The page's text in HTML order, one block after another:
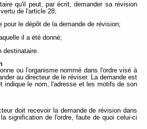
qu'il peut, par écrit, demander sa révision
de l'article 28;
pour le dépôt de la demande de révision;
il a été donné;
destinataire.
ou l'organisme nommé dans l'ordre visé à
au directeur de le réviser. La demande est
indique le nom, l'adresse et les motifs de son
doit recevoir la demande de révision dans
signification de l'ordre, faute de quoi celui-ci